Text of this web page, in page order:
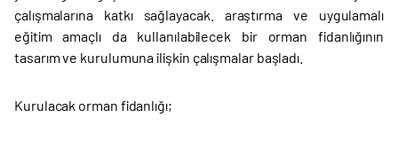
çalışmalarına katkı sağlayacak. araştırma ve uygulamalı
eğitim amaçlı da kullanılabilecek bir orman fidanlığının
tasarım ve kurulumuna ilişkin çalışmalar başladı.
Kurulacak orman fidanlığı;